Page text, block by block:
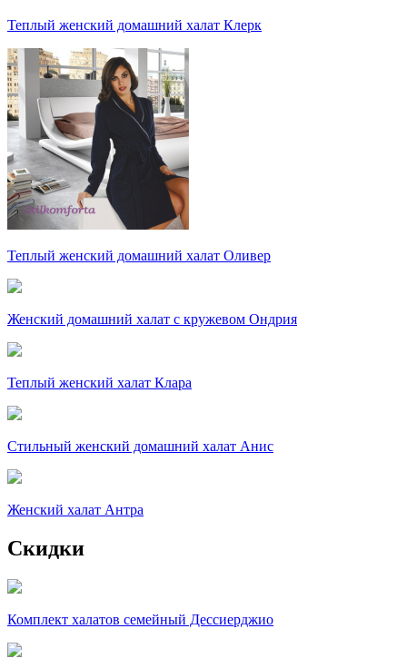
Теплый женский домашний халат Клерк
Теплый женский домашний халат Оливер
Женский домашний халат с кружевом Ондрия
Теплый женский халат Клара
Стильный женский домашний халат Анис
Женский халат Антра
Скидки
Комплект халатов семейный Дессиерджио